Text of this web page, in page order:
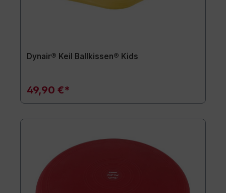
Dynair® Keil Ballkissen® Kids
49,90 €*